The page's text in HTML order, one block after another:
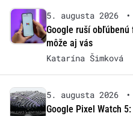
5. augusta 2026 •
Google ruší
môže aj vás
Katarína Šimková
5. augusta 2026 •
Google Pixel Watch